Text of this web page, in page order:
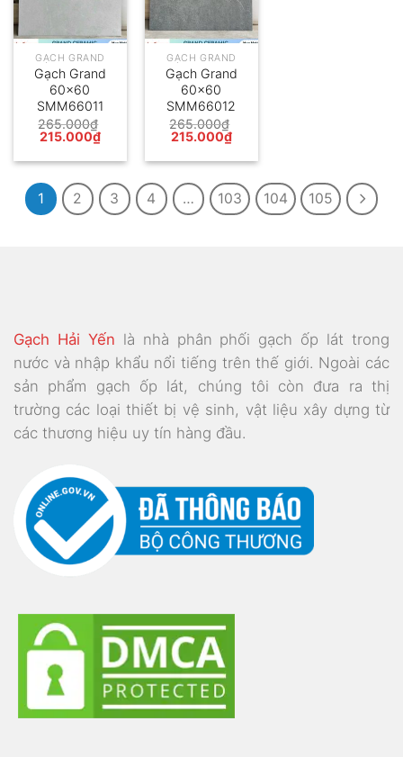
GẠCH GRAND
Gạch Grand
60×60
SMM66011
265.000₫
Giá
là:
215.000₫Giá
hiện
tại
215.000₫.
GẠCH GRAND
Gạch Grand
60×60
SMM66012
265.000₫
Giá
là:
215.000₫Giá
hiện
tại
215.000₫.
1 2 3 4 … 103 104 105
Gạch Hải Yến là nhà phân phối gạch ốp lát trong
nước và nhập khẩu nổi tiếng trên thế giới. Ngoài các
sản phẩm gạch ốp lát, chúng tôi còn đưa ra thị
trường các loại thiết bị vệ sinh, vật liệu xây dựng từ
các thương hiệu uy tín hàng đầu.